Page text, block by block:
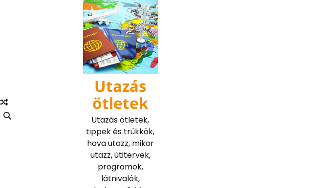
Utazás
ötletek
Utazás ötletek,
tippek és trükkök,
hova utazz, mikor
utazz, útitervek,
programok,
látnivalók,